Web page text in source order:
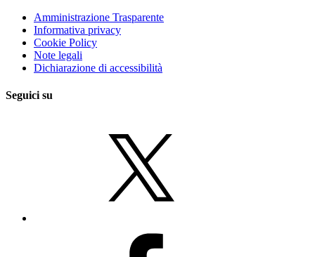
Amministrazione Trasparente
Informativa privacy
Cookie Policy
Note legali
Dichiarazione di accessibilità
Seguici su